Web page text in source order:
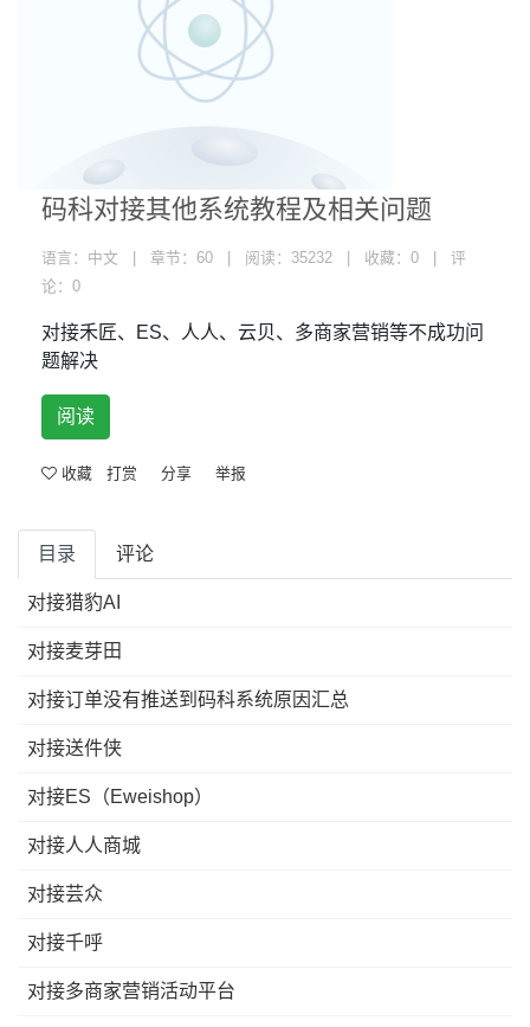
码科对接其他系统教程及相关问题
语言：中文 | 章节：60 | 阅读：35232 | 收藏：0 | 评
论：0
对接禾匠、ES、人人、云贝、多商家营销等不成功问
题解决
阅读
收藏 打赏 分享 举报
目录 评论
对接猎豹AI
对接麦芽田
对接订单没有推送到码科系统原因汇总
对接送件侠
对接ES（Eweishop）
对接人人商城
对接芸众
对接千呼
对接多商家营销活动平台